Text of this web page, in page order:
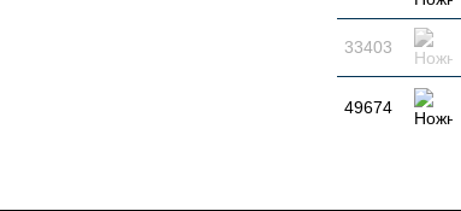
33403
49674